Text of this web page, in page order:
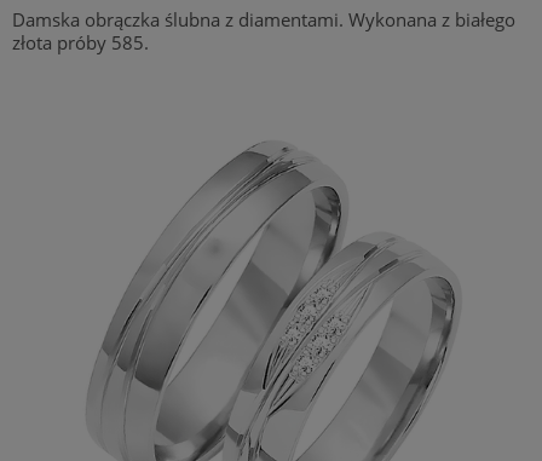
Damska obrączka ślubna z diamentami. Wykonana z białego
złota próby 585.